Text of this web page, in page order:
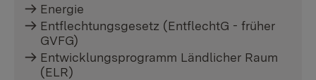
Energie
Entflechtungsgesetz (EntflechtG - früher
GVFG)
Entwicklungsprogramm Ländlicher Raum
(ELR)